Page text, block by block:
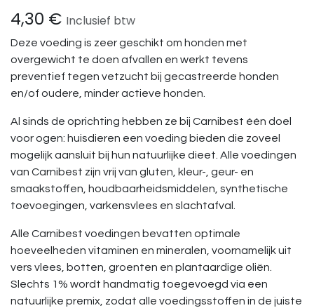
4,30 € Inclusief btw
Deze voeding is zeer geschikt om honden met
overgewicht te doen afvallen en werkt tevens
preventief tegen vetzucht bij gecastreerde honden
en/of oudere, minder actieve honden.
Al sinds de oprichting hebben ze bij Carnibest één doel
voor ogen: huisdieren een voeding bieden die zoveel
mogelijk aansluit bij hun natuurlijke dieet. Alle voedingen
van Carnibest zijn vrij van gluten, kleur-, geur- en
smaakstoffen, houdbaarheidsmiddelen, synthetische
toevoegingen, varkensvlees en slachtafval.
Alle Carnibest voedingen bevatten optimale
hoeveelheden vitaminen en mineralen, voornamelijk uit
vers vlees, botten, groenten en plantaardige oliën.
Slechts 1% wordt handmatig toegevoegd via een
natuurlijke premix, zodat alle voedingsstoffen in de juiste